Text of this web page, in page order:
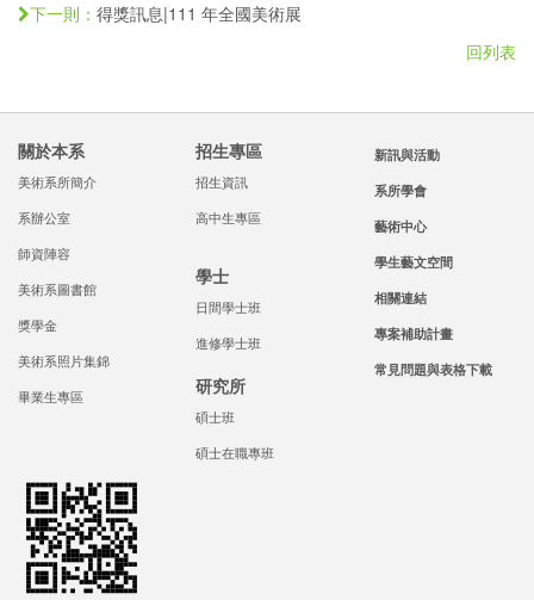
下一則： 得獎訊息|111 年全國美術展
回列表
關於本系
美術系所簡介
系辦公室
師資陣容
美術系圖書館
獎學金
美術系照片集錦
畢業生專區
招生專區
招生資訊
高中生專區
學士
日間學士班
進修學士班
研究所
碩士班
碩士在職專班
新訊與活動
系所學會
藝術中心
學生藝文空間
相關連結
專案補助計畫
常見問題與表格下載